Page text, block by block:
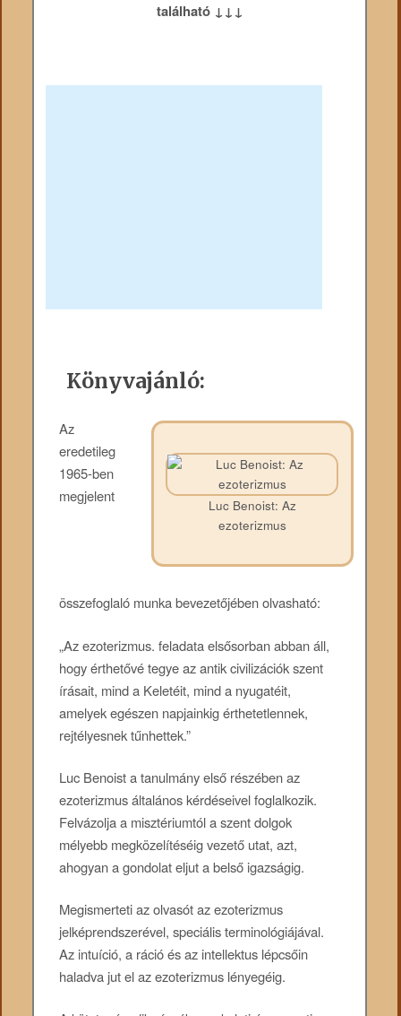
található ↓↓↓
Könyvajánló:
Luc Benoist: Az
ezoterizmus
Az
eredetileg
1965-ben
megjelent
összefoglaló munka bevezetőjében olvasható:
„Az ezoterizmus. feladata elsősorban abban áll,
hogy érthetővé tegye az antik civilizációk szent
írásait, mind a Keletéit, mind a nyugatéit,
amelyek egészen napjainkig érthetetlennek,
rejtélyesnek tűnhettek.”
Luc Benoist a tanulmány első részében az
ezoterizmus általános kérdéseivel foglalkozik.
Felvázolja a misztériumtól a szent dolgok
mélyebb megközelítéséig vezető utat, azt,
ahogyan a gondolat eljut a belső igazságig.
Megismerteti az olvasót az ezoterizmus
jelképrendszerével, speciális terminológiájával.
Az intuíció, a ráció és az intellektus lépcsőin
haladva jut el az ezoterizmus lényegéig.